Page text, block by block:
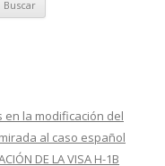
la modificación del
al caso español
DE LA VISA H-1B